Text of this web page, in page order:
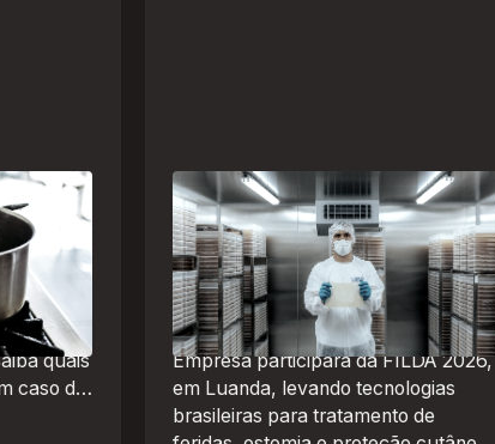
risco
casa
o
quais
caso de
A paranaense Vuelo Pharma é
uma das 13 empresas brasileiras
selecionadas para representar o
Brasil na maior feira de negócios
de Angola
Empresa participará da FILDA 2026,
em Luanda, levando tecnologias
brasileiras para tratamento de